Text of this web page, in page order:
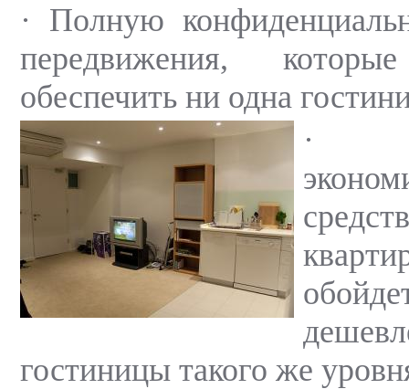
· Полную
передвижения,
обеспечить ни одна
гостиницы такого же